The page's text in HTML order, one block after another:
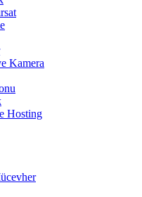
Kamera
Hosting